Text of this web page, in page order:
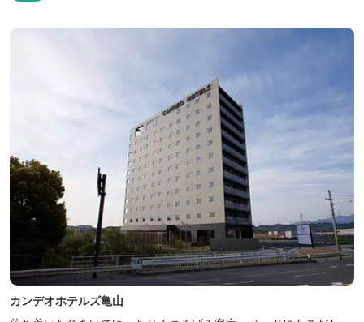
カンデオホテルズ亀山